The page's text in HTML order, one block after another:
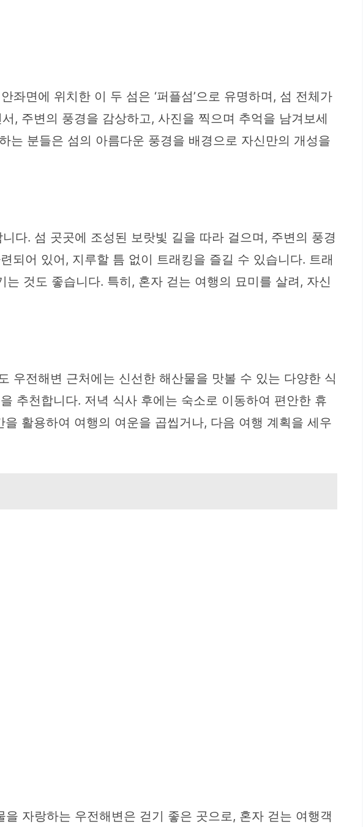
면에 위치한 이 두 섬은 ‘퍼플섬’으로 유명하며, 섬 전체가
, 주변의 풍경을 감상하고, 사진을 찍으며 추억을 남겨보세
는 분들은 섬의 아름다운 풍경을 배경으로 자신만의 개성을
다. 섬 곳곳에 조성된 보랏빛 길을 따라 걸으며, 주변의 풍경
되어 있어, 지루할 틈 없이 트래킹을 즐길 수 있습니다. 트래
것도 좋습니다. 특히, 혼자 걷는 여행의 묘미를 살려, 자신
우전해변 근처에는 신선한 해산물을 맛볼 수 있는 다양한 식
추천합니다. 저녁 식사 후에는 숙소로 이동하여 편안한 휴
활용하여 여행의 여운을 곱씹거나, 다음 여행 계획을 세우
자랑하는 우전해변은 걷기 좋은 곳으로, 혼자 걷는 여행객